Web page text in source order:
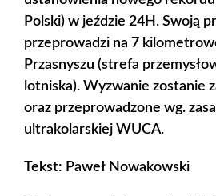
Polski) w jeździe 24H. Swoją
przeprowadzi na 7
Przasnyszu (strefa
lotniska). Wyzwanie zostanie
oraz przeprowadzone wg.
ultrakolarskiej WUCA.
Tekst: Paweł Nowakowski